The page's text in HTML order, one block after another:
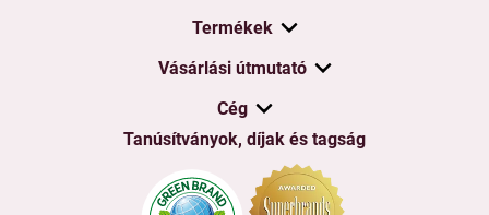
Termékek
Vásárlási útmutató
Cég
Tanúsítványok, díjak és tagság